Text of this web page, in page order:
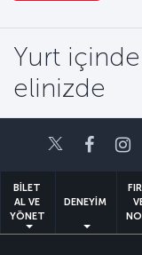
Yurt içinde
elinizde
Twitter
BİLET
AL VE
YÖNET
DENEYİM